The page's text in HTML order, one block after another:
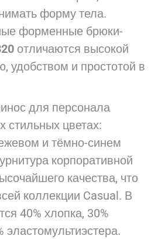
форму тела.
форменные брюки-
отличаются высокой
удобством и простотой в
для персонала
стильных цветах:
и тёмно-синем
корпоративной
качества, что
коллекции Casual. В
40% хлопка, 30%
эластомультиэстера.